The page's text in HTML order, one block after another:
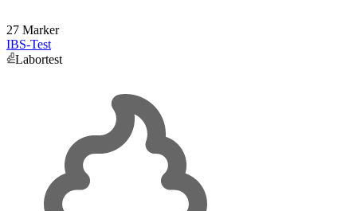
27 Marker
IBS-Test
Labortest